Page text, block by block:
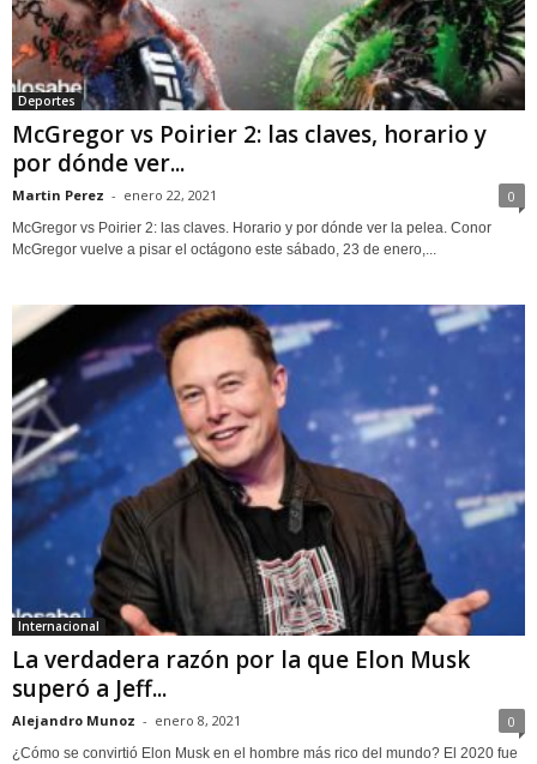
Deportes
McGregor vs Poirier 2: las claves, horario y
por dónde ver...
Martin Perez - enero 22, 2021 0
McGregor vs Poirier 2: las claves. Horario y por dónde ver la pelea. Conor
McGregor vuelve a pisar el octágono este sábado, 23 de enero,...
Internacional
La verdadera razón por la que Elon Musk
superó a Jeff...
Alejandro Munoz - enero 8, 2021 0
¿Cómo se convirtió Elon Musk en el hombre más rico del mundo? El 2020 fue